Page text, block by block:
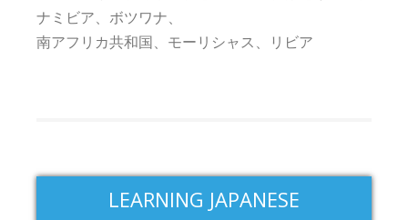
ナミビア、ボツワナ、
南アフリカ共和国、モーリシャス、リビア
LEARNING JAPANESE